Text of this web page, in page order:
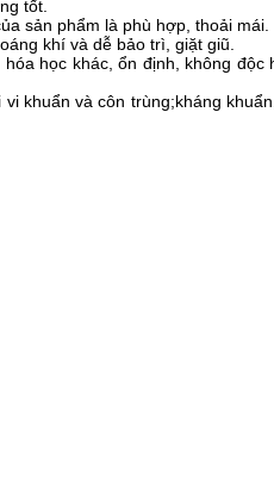
tốt.
sản phẩm là phù hợp, thoải mái.
khí và dễ bảo trì, giặt giũ.
học khác, ổn định, không độc
khuẩn và côn trùng;kháng